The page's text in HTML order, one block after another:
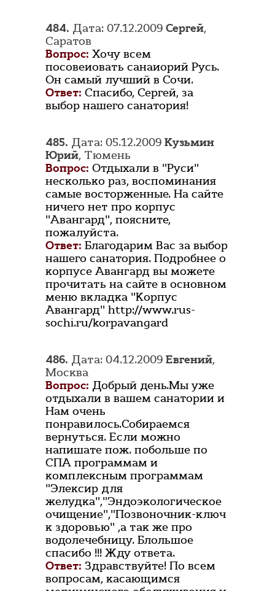
484. Дата: 07.12.2009 Сергей,
Саратов
Вопрос: Хочу всем
посовеиовать санаиорий Русь.
Он самый лучший в Сочи.
Ответ: Спасибо, Сергей, за
выбор нашего санатория!
485. Дата: 05.12.2009 Кузьмин
Юрий, Тюмень
Вопрос: Отдыхали в "Руси"
несколько раз, воспоминания
самые восторженные. На сайте
ничего нет про корпус
"Авангард", поясните,
пожалуйста.
Ответ: Благодарим Вас за выбор
нашего санатория. Подробнее о
корпусе Авангард вы можете
прочитать на сайте в основном
меню вкладка "Корпус
Авангард" http://www.rus-
sochi.ru/korpavangard
486. Дата: 04.12.2009 Eвгений,
Москва
Вопрос: Добрый день.Мы уже
отдыхали в вашем санатории и
Нам очень
понравилось.Собираемся
вернуться. Если можно
напишате пож. побольше по
СПА программам и
комплексным программам
"Элексир для
желудка","Эндоэкологическое
очищение","Позвоночник-ключ
к здоровью" ,а так же про
водолечебницу. Блольшое
спасибо !!! Жду ответа.
Ответ: Здравствуйте! По всем
вопросам, касающимся